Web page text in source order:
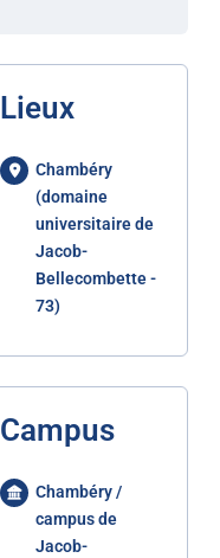
Lieux
Chambéry
(domaine
universitaire de
Jacob-
Bellecombette -
73)
Campus
Chambéry /
campus de
Jacob-